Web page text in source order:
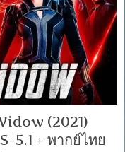
(2021)
5.1 + พากย์ไทย